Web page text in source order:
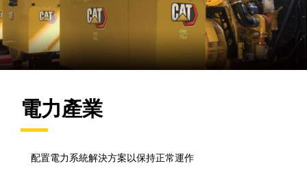
電力產業
配置電力系統解決方案以保持正常運作